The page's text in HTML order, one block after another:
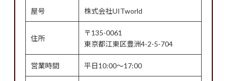
屋号 株式会社UITworld
住所
〒135-0061
東京都江東区豊洲4-2-5-704
営業時間 平日10:00～17:00